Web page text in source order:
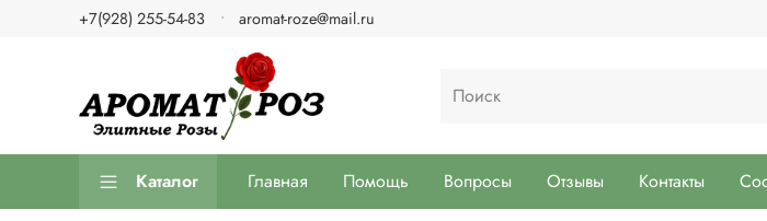
+7(928) 255-54-83 aromat-roze@mail.ru
Каталог Главная Помощь Вопросы Отзывы Контакты